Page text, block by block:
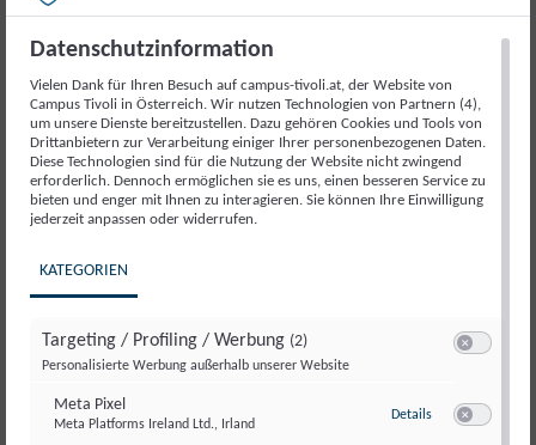
Eine Initiative von Dr. Gudrun Kugler, Sprecherin für
Menschenrechte des VP-Parlamentsklubs, in
Zusammenarbeit mit dem UN-Office, Libertas und
dem Campus Tivoli.
Menschenhandel zählt weltweit zu den gravierendsten
Verletzungen der Menschenrechte. Trotz vielfältiger
Organisationen und der Zivilgesellschaft bleibt die
enorme Herausforderung. Neue Formen der Ausbeutung
entstehen, Täterstrukturen verändern sich, und
Betroffene benötigen umfassende Unterstützung. Die
Veranstaltung bringt Expertinnen und Experten sowie
Datenschutzinformation
Vielen Dank für Ihren Besuch auf campus-tivoli.at, der Website von
Campus Tivoli in Österreich. Wir nutzen Technologien von Partnern (4),
um unsere Dienste bereitzustellen. Dazu gehören Cookies und Tools von
Drittanbietern zur Verarbeitung einiger Ihrer personenbezogenen Daten.
Diese Technologien sind für die Nutzung der Website nicht zwingend
erforderlich. Dennoch ermöglichen sie es uns, einen besseren Service zu
bieten und enger mit Ihnen zu interagieren. Sie können Ihre Einwilligung
jederzeit anpassen oder widerrufen.
KATEGORIEN
Targeting / Profiling / Werbung (2)
Personalisierte Werbung außerhalb unserer Website
Meta Pixel
Meta Platforms Ireland Ltd., Irland
Details zu Meta Pixel